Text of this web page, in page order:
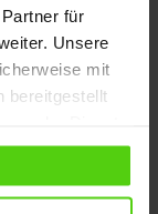
für
Unsere
mit
bereitgestellt